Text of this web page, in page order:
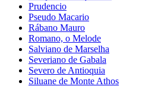
Prudencio
Pseudo Macario
Rábano Mauro
Romano, o Melode
Salviano de Marselha
Severiano de Gabala
Severo de Antioquia
Siluane de Monte Athos